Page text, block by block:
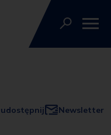
udostępnij Newsletter